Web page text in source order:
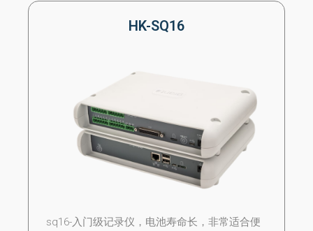
HK-SQ16
sq16-入门级记录仪，电池寿命长，非常适合便